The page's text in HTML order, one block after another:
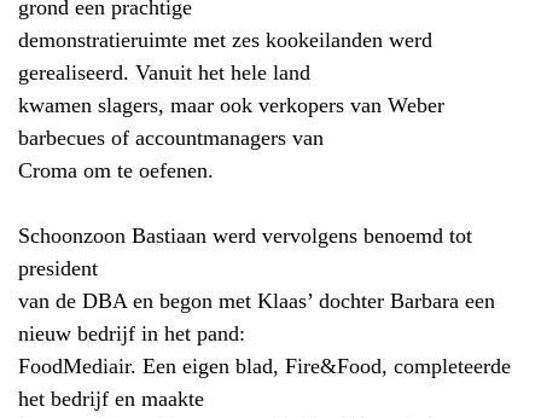
grond een prachtige
demonstratieruimte met zes kookeilanden werd
gerealiseerd. Vanuit het hele land
kwamen slagers, maar ook verkopers van Weber
barbecues of accountmanagers van
Croma om te oefenen.
Schoonzoon Bastiaan werd vervolgens benoemd tot
president
van de DBA en begon met Klaas’ dochter Barbara een
nieuw bedrijf in het pand:
FoodMediair. Een eigen blad, Fire&Food, completeerde
het bedrijf en maakte